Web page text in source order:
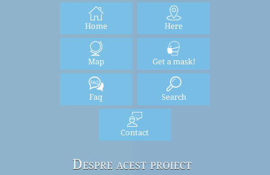
Home Here
Map Get a mask!
Faq Search
Contact
Despre acest proiect